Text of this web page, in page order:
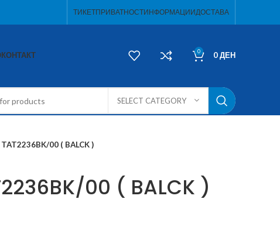
ТИКЕТПРИВАТНОСТИНФОРМАЦИИДОСТАВА
КОНТАКТ 0 0ДЕН
SELECT CATEGORY
00 ( BALCK )
00 ( BALCK )